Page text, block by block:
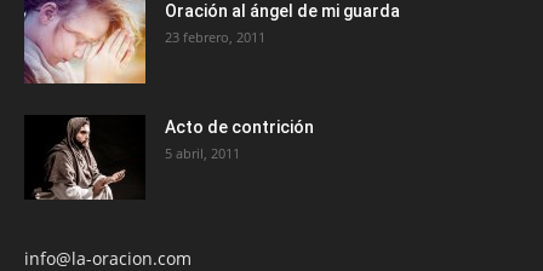
Oración al ángel de mi guarda
23 febrero, 2011
Acto de contrición
5 abril, 2011
info@la-oracion.com